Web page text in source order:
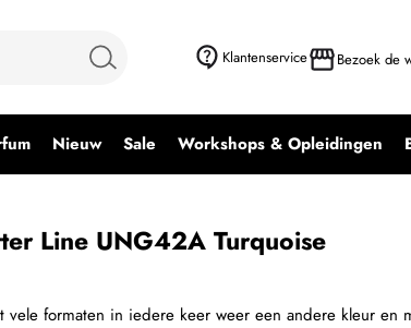
Klantenservice Bezoek de
Nieuw Sale Workshops & Opleidingen
Line UNG42A Turquoise
vele formaten in iedere keer weer een andere kleur en